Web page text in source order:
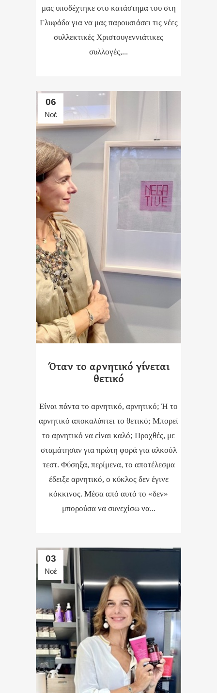
μας υποδέχτηκε στο κατάστημα του στη
Γλυφάδα για να μας παρουσιάσει τις νέες
συλλεκτικές Χριστουγεννιάτικες
συλλογές,...
06
Νοέ
Όταν το αρνητικό γίνεται
θετικό
Είναι πάντα το αρνητικό, αρνητικό; Ή το
αρνητικό αποκαλύπτει το θετικό; Μπορεί
το αρνητικό να είναι καλό; Προχθές, με
σταμάτησαν για πρώτη φορά για αλκοόλ
τεστ. Φύσηξα, περίμενα, το αποτέλεσμα
έδειξε αρνητικό, ο κύκλος δεν έγινε
κόκκινος. Μέσα από αυτό το «δεν»
μπορούσα να συνεχίσω να...
03
Νοέ